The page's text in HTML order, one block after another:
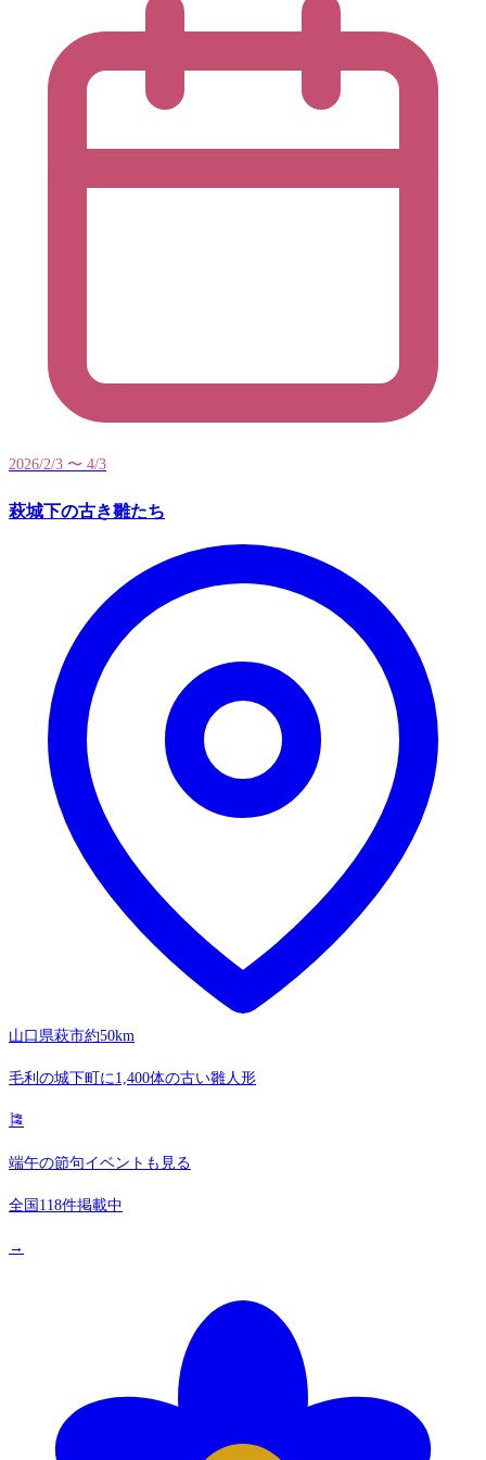
2026/2/3 〜 4/3
萩城下の古き雛たち
山口県萩市約50km
毛利の城下町に1,400体の古い雛人形
🎏
端午の節句イベントも見る
全国118件掲載中
→